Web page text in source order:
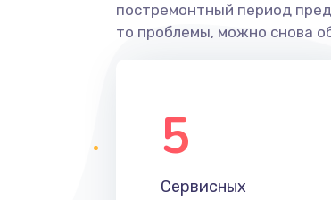
постремонтный период
то проблемы, можно снова
5
Сервисных